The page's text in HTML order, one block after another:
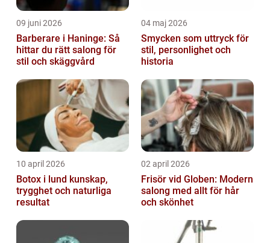
09 juni 2026
Barberare i Haninge: Så
hittar du rätt salong för
stil och skäggvård
04 maj 2026
Smycken som uttryck för
stil, personlighet och
historia
10 april 2026
Botox i lund kunskap,
trygghet och naturliga
resultat
02 april 2026
Frisör vid Globen: Modern
salong med allt för hår
och skönhet